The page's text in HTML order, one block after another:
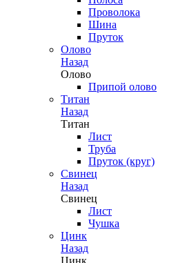
Проволока
Шина
Пруток
Олово
Назад
Олово
Припой олово
Титан
Назад
Титан
Лист
Труба
Пруток (круг)
Свинец
Назад
Свинец
Лист
Чушка
Цинк
Назад
Цинк